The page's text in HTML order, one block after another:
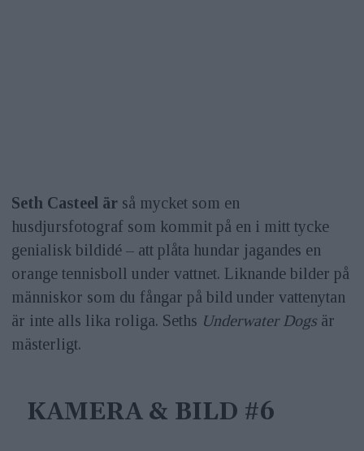
Seth Casteel ärså mycket som en
husdjursfotograf som kommit på en i mitt tycke
genialisk bildidé – att plåta hundar jagandes en
orange tennisboll under vattnet. Liknande bilder på
människor som du fångar på bild under vattenytan
är inte alls lika roliga. Seths Underwater Dogsär
mästerligt.
KAMERA & BILD #6